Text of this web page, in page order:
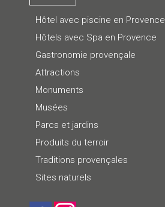
Hôtel avec piscine en Provence
Hôtels avec Spa en Provence
Gastronomie provençale
Attractions
Monuments
Musées
Parcs et jardins
Produits du terroir
Traditions provençales
Sites naturels